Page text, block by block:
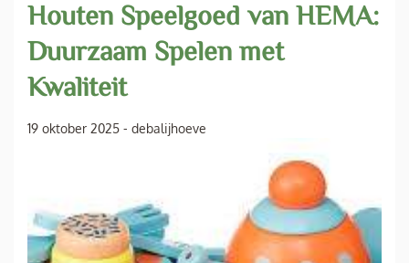
Houten Speelgoed van HEMA:
Duurzaam Spelen met
Kwaliteit
19 oktober 2025 - debalijhoeve